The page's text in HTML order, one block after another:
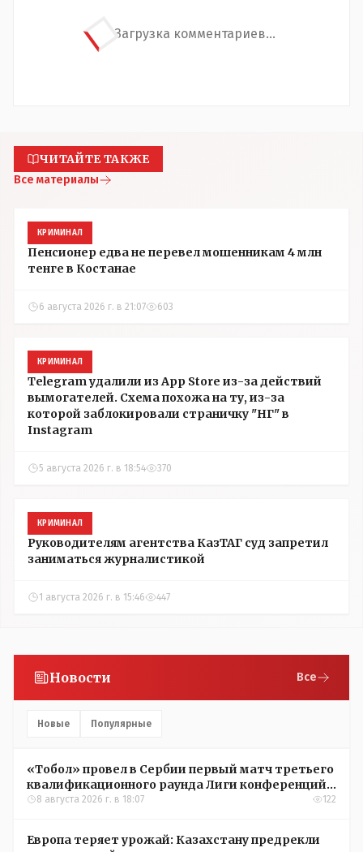
Загрузка комментариев...
ЧИТАЙТЕ ТАКЖЕ
Все материалы
КРИМИНАЛ
Пенсионер едва не перевел мошенникам 4 млн
тенге в Костанае
6 августа 2026 г. в 21:07 603
КРИМИНАЛ
Telegram удалили из App Store из-за действий
вымогателей. Схема похожа на ту, из-за
которой заблокировали страничку "НГ" в
Instagram
5 августа 2026 г. в 18:54 370
КРИМИНАЛ
Руководителям агентства КазТАГ суд запретил
заниматься журналистикой
1 августа 2026 г. в 15:46 447
Новости Все
Новые Популярные
«Тобол» провел в Сербии первый матч третьего
квалификационного раунда Лиги конференций
УЕФА
8 августа 2026 г. в 18:07 122
Европа теряет урожай: Казахстану предрекли